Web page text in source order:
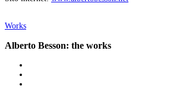
Works
Alberto Besson: the works